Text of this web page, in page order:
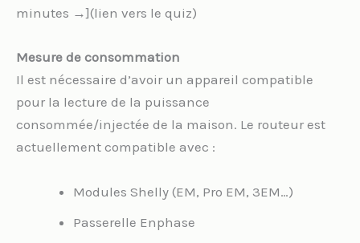
minutes →](lien vers le quiz)
Mesure de consommation
Il est nécessaire d’avoir un appareil compatible
pour la lecture de la puissance
consommée/injectée de la maison. Le routeur est
actuellement compatible avec :
Modules Shelly (EM, Pro EM, 3EM…)
Passerelle Enphase